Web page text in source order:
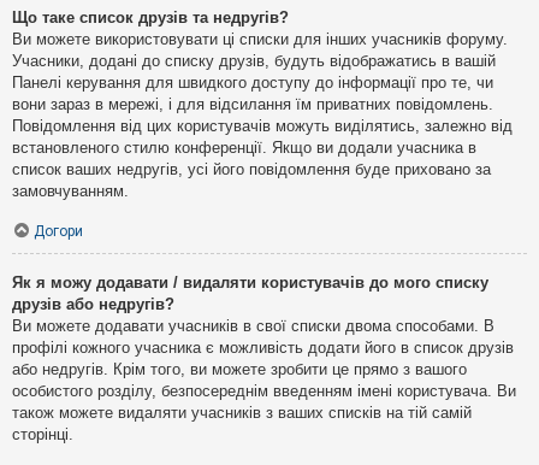
Що таке список друзів та недругів?
Ви можете використовувати ці списки для інших учасників форуму.
Учасники, додані до списку друзів, будуть відображатись в вашій
Панелі керування для швидкого доступу до інформації про те, чи
вони зараз в мережі, і для відсилання їм приватних повідомлень.
Повідомлення від цих користувачів можуть виділятись, залежно від
встановленого стилю конференції. Якщо ви додали учасника в
список ваших недругів, усі його повідомлення буде приховано за
замовчуванням.
Догори
Як я можу додавати / видаляти користувачів до мого списку
друзів або недругів?
Ви можете додавати учасників в свої списки двома способами. В
профілі кожного учасника є можливість додати його в список друзів
або недругів. Крім того, ви можете зробити це прямо з вашого
особистого розділу, безпосереднім введенням імені користувача. Ви
також можете видаляти учасників з ваших списків на тій самій
сторінці.